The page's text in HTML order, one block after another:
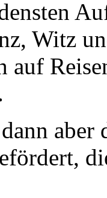
Witz
auf
aber